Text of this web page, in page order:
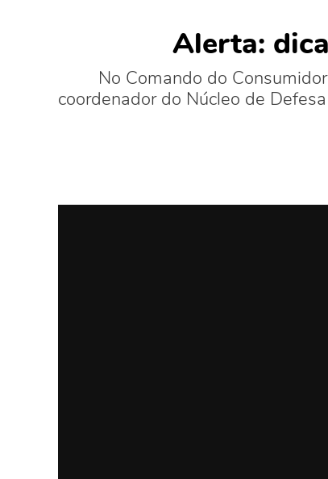
Alerta:
No Comando do
coordenador do Núcleo de